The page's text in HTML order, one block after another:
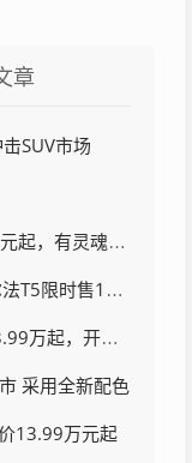
章
SUV市场
灵魂、会思考
售10.98万起
，开启新纪元
采用全新配色
13.99万元起